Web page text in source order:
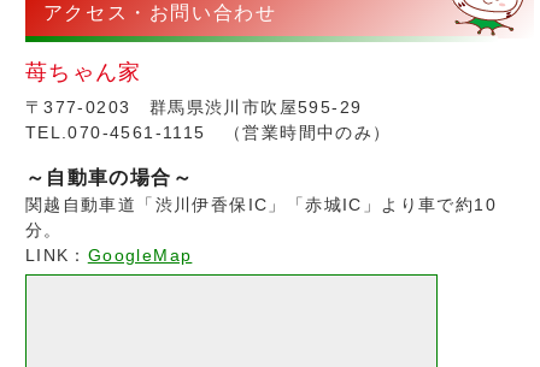
アクセス・お問い合わせ
苺ちゃん家
〒377-0203 群馬県渋川市吹屋595-29
TEL.070-4561-1115 （営業時間中のみ）
～自動車の場合～
関越自動車道「渋川伊香保IC」「赤城IC」より車で約10
分。
LINK： GoogleMap